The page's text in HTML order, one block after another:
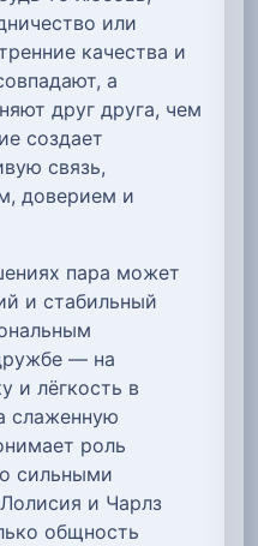
или
качества и
а
друг друга, чем
создает
связь,
доверием и
пара может
и стабильный
— на
и лёгкость в
слаженную
роль
сильными
и Чарлз
общность